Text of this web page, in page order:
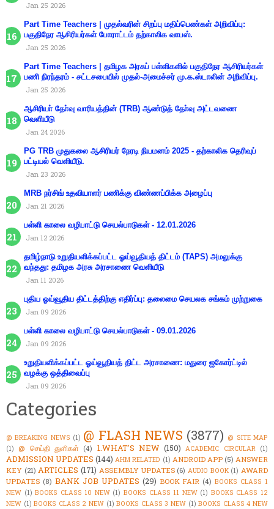
Jan 25 2026
Part Time Teachers | முதல்வரின் சிறப்பு மதிப்பெண்கள் அறிவிப்பு:
பகுதிநேர ஆசிரியர்கள் போராட்டம் தற்காலிக வாபஸ்.
Jan 25 2026
Part Time Teachers | தமிழக அரசுப் பள்ளிகளில் பகுதிநேர ஆசிரியர்கள்
பணி நிரந்தரம் - சட்டசபையில் முதல்-அமைச்சர் மு.க.ஸ்டாலின் அறிவிப்பு.
Jan 25 2026
ஆசிரியா் தோ்வு வாரியத்தின் (TRB) ஆண்டுத் தோ்வு அட்டவணை
வெளியீடு
Jan 24 2026
PG TRB முதுகலை ஆசிரியர் நேரடி நியமனம் 2025 - தற்காலிக தெரிவுப்
பட்டியல் வெளியீடு.
Jan 23 2026
MRB நர்சிங் உதவியாளர் பணிக்கு விண்ணப்பிக்க அழைப்பு
Jan 21 2026
பள்ளி காலை வழிபாட்டு செயல்பாடுகள் - 12.01.2026
Jan 12 2026
தமிழ்நாடு உறுதியளிக்கப்பட்ட ஓய்வூதியத் திட்டம் (TAPS) அமலுக்கு
வந்தது: தமிழக அரசு அரசாணை வெளியீடு
Jan 11 2026
புதிய ஓய்வூதிய திட்டத்திற்கு எதிர்ப்பு: தலைமை செயலக சங்கம் முற்றுகை
Jan 09 2026
பள்ளி காலை வழிபாட்டு செயல்பாடுகள் - 09.01.2026
Jan 09 2026
உறுதியளிக்கப்பட்ட ஓய்வூதியத் திட்ட அரசாணை: மதுரை ஐகோர்ட்டில்
வழக்கு ஒத்திவைப்பு
Jan 09 2026
Categories
@ BREAKING NEWS (1) @ FLASH NEWS (3877) @ SITE MAP
(1) @ செய்தி துளிகள் (4) 1.WHAT'S NEW (150) ACADEMIC CIRCULAR (1)
ADMISSION UPDATES (144) AHM RELATED (1) ANDROID APP (5) ANSWER
KEY (21) ARTICLES (171) ASSEMBLY UPDATES (6) AUDIO BOOK (1) AWARD
UPDATES (8) BANK JOB UPDATES (29) BOOK FAIR (4) BOOKS CLASS 1
NEW (1) BOOKS CLASS 10 NEW (1) BOOKS CLASS 11 NEW (1) BOOKS CLASS 12
NEW (1) BOOKS CLASS 2 NEW (1) BOOKS CLASS 3 NEW (1) BOOKS CLASS 4 NEW